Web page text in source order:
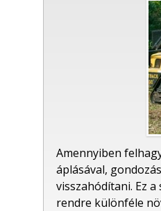
Amennyiben
áplásával,
visszahódítani. Ez
rendre különféle